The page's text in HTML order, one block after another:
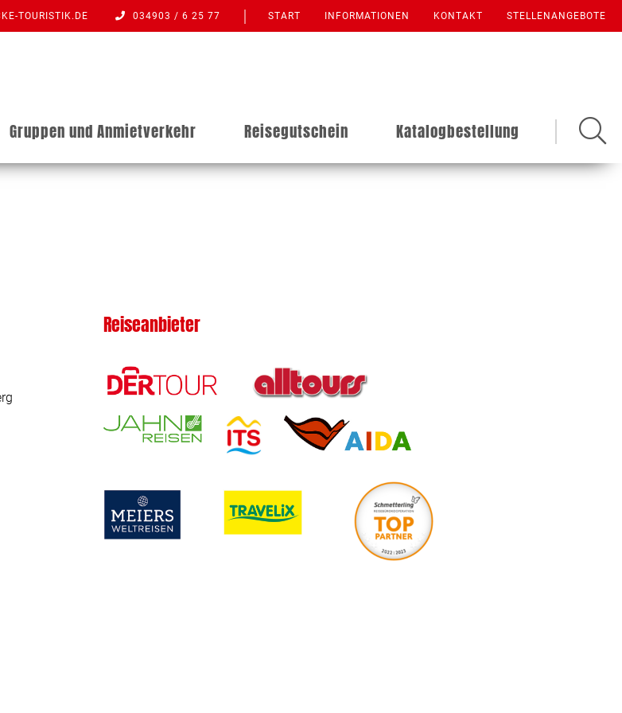
TOURISTIK.DE 034903 / 6 25 77 START INFORMATIONEN KONTAKT STELLENANGEBOTE
Gruppen und Anmietverkehr Reisegutschein Katalogbestellung
Reiseanbieter